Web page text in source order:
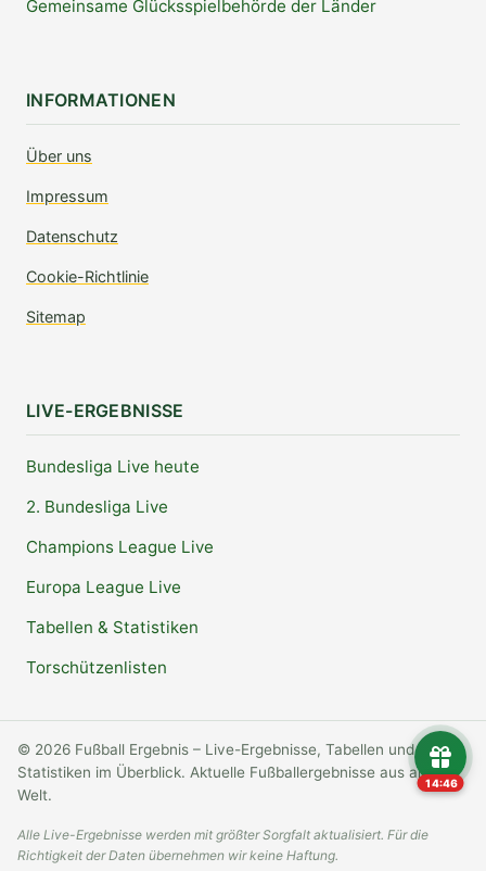
Gemeinsame Glücksspielbehörde der Länder
INFORMATIONEN
Über uns
Impressum
Datenschutz
Cookie-Richtlinie
Sitemap
LIVE-ERGEBNISSE
Bundesliga Live heute
2. Bundesliga Live
Champions League Live
Europa League Live
Tabellen & Statistiken
Torschützenlisten
© 2026 Fußball Ergebnis – Live-Ergebnisse, Tabellen und
Statistiken im Überblick. Aktuelle Fußballergebnisse aus aller
Welt.
Alle Live-Ergebnisse werden mit größter Sorgfalt aktualisiert. Für die
Richtigkeit der Daten übernehmen wir keine Haftung.
14:45